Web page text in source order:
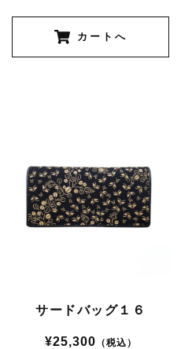
カートへ
サードバッグ１６
¥25,300 （税込）